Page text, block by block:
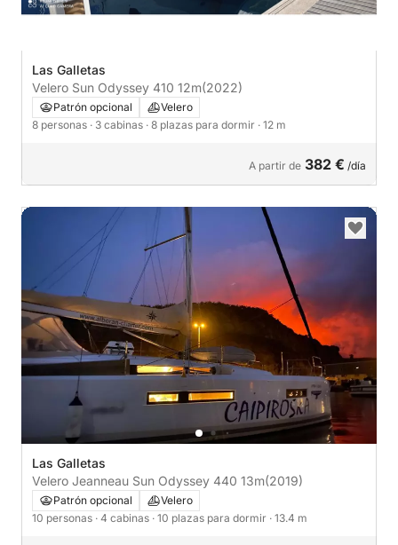
Las Galletas
Velero Sun Odyssey 410 12m(2022)
Patrón opcional
Velero
8 personas · 3 cabinas · 8 plazas para dormir · 12 m
A partir de 382 € /día
Las Galletas
Velero Jeanneau Sun Odyssey 440 13m(2019)
Patrón opcional
Velero
10 personas · 4 cabinas · 10 plazas para dormir · 13.4 m